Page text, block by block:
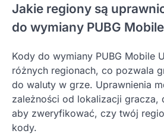
Jakie regiony są
do wymiany PUBG
Kody do wymiany PUBG Mobile
różnych regionach, co pozwala
do waluty w grze. Uprawnienia
zależności od lokalizacji gracza,
aby zweryfikować, czy twój
kody.